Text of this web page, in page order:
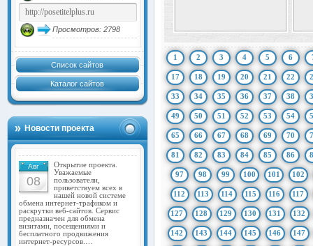
Просмотров: 2798
Список сайтов
Каталог сайтов
Новости проекта
Авг
08
Открытие проекта.
Уважаемые
пользователи,
приветствуем всех в
нашей новой системе
обмена интернет-трафиком и
раскрутки веб-сайтов. Сервис
предназначен для обмена
визитами, посещениями и
бесплатного продвижения
интернет-ресурсов.…
1 2 3 4 5 6
17 18 19 20 21 22
33 34 35 36 37 38
49 50 51 52 53 54
65 66 67 68 69 70
81 82 83 84 85 86
97 98 99 100 101 102
112 113 114 115 116 117
127 128 129 130 131 132
142 143 144 145 146 147